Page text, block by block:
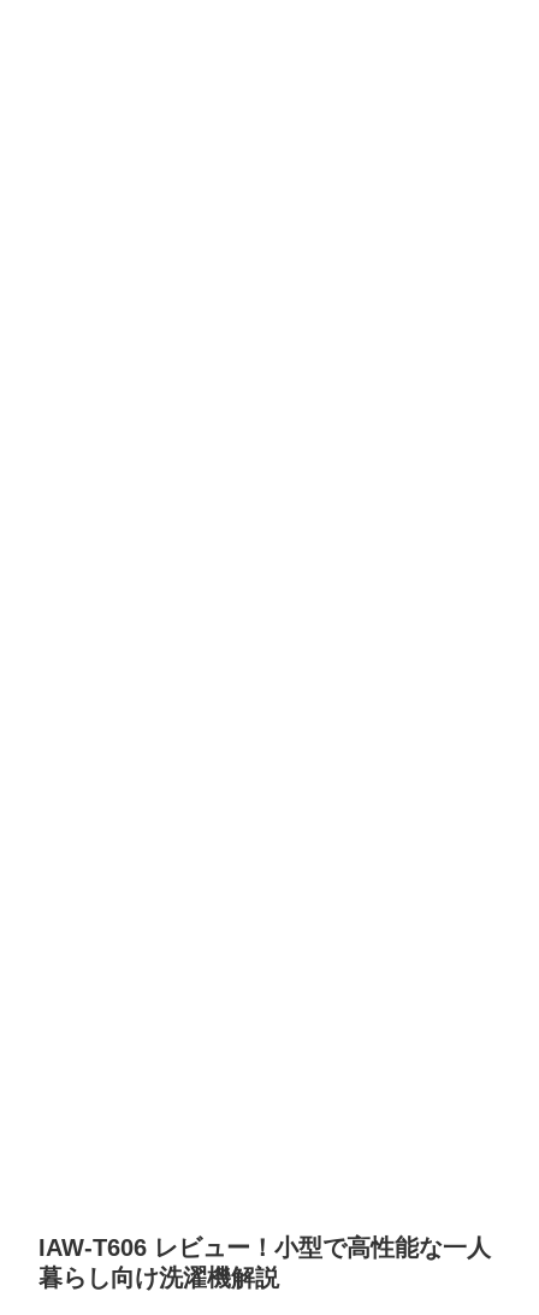
IAW-T606 レビュー！小型で高性能な一人
暮らし向け洗濯機解説